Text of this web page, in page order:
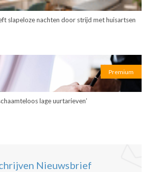
slapeloze nachten door strijd met huisartsen
Premium
lage uurtarieven’
Nieuwsbrief